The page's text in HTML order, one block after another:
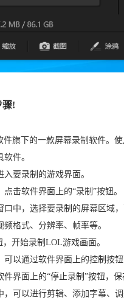
骤!
旗下的一款屏幕录制软件。
件。
要录制的游戏界面。
击软件界面上的“录制”按钮。
口中，选择要录制的屏幕区域
格式、分辨率、帧率等。
开始录制LOL游戏画面。
可以通过软件界面上的控制按
界面上的“停止录制”按钮，保
可以进行剪辑、添加字幕、调